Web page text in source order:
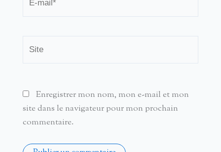
mail*
Enregistrer mon nom, mon e-mail et mon
site dans le navigateur pour mon prochain
commentaire.